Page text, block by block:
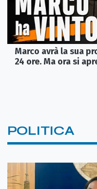
Marco avrà la sua
24 ore. Ma ora si
POLITICA